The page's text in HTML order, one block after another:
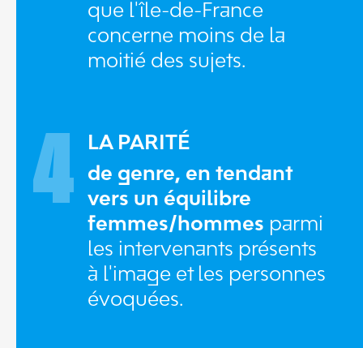
que l'île-de-France
concerne moins de la
moitié des sujets.
4
LA PARITÉ
de genre, en tendant
vers un équilibre
femmes/hommes parmi
les intervenants présents
à l'image et les personnes
évoquées.